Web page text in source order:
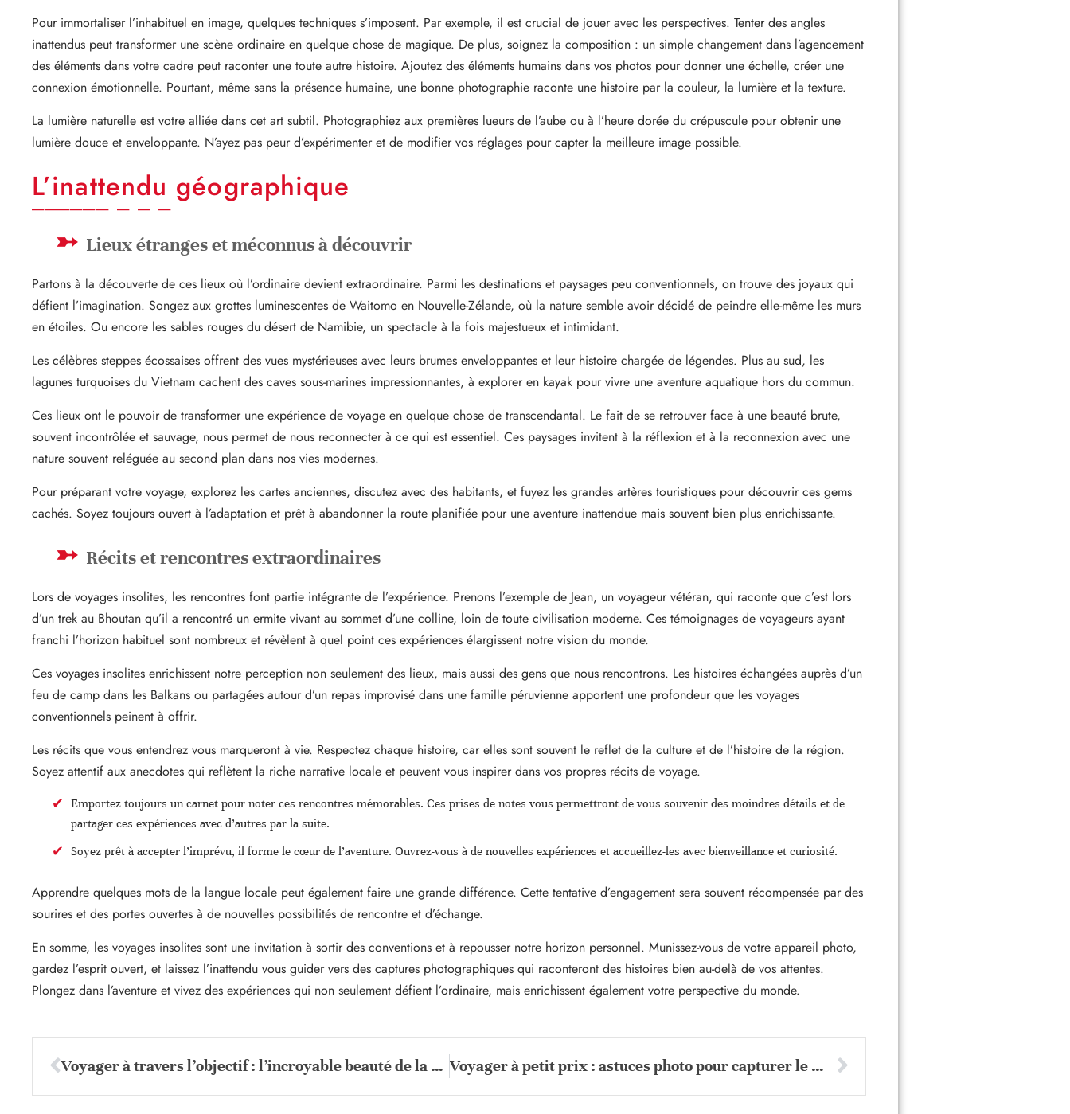
Pour immortaliser l’inhabituel en image, quelques techniques s’imposent. Par exemple, il est crucial de jouer avec les perspectives. Tenter des angles
inattendus peut transformer une scène ordinaire en quelque chose de magique. De plus, soignez la composition : un simple changement dans l’agencement
des éléments dans votre cadre peut raconter une toute autre histoire. Ajoutez des éléments humains dans vos photos pour donner une échelle, créer une
connexion émotionnelle. Pourtant, même sans la présence humaine, une bonne photographie raconte une histoire par la couleur, la lumière et la texture.
La lumière naturelle est votre alliée dans cet art subtil. Photographiez aux premières lueurs de l’aube ou à l’heure dorée du crépuscule pour obtenir une
lumière douce et enveloppante. N’ayez pas peur d’expérimenter et de modifier vos réglages pour capter la meilleure image possible.
L’inattendu géographique
Lieux étranges et méconnus à découvrir
Partons à la découverte de ces lieux où l’ordinaire devient extraordinaire. Parmi les destinations et paysages peu conventionnels, on trouve des joyaux qui
défient l’imagination. Songez aux grottes luminescentes de Waitomo en Nouvelle-Zélande, où la nature semble avoir décidé de peindre elle-même les murs
en étoiles. Ou encore les sables rouges du désert de Namibie, un spectacle à la fois majestueux et intimidant.
Les célèbres steppes écossaises offrent des vues mystérieuses avec leurs brumes enveloppantes et leur histoire chargée de légendes. Plus au sud, les
lagunes turquoises du Vietnam cachent des caves sous-marines impressionnantes, à explorer en kayak pour vivre une aventure aquatique hors du commun.
Ces lieux ont le pouvoir de transformer une expérience de voyage en quelque chose de transcendantal. Le fait de se retrouver face à une beauté brute,
souvent incontrôlée et sauvage, nous permet de nous reconnecter à ce qui est essentiel. Ces paysages invitent à la réflexion et à la reconnexion avec une
nature souvent reléguée au second plan dans nos vies modernes.
Pour préparant votre voyage, explorez les cartes anciennes, discutez avec des habitants, et fuyez les grandes artères touristiques pour découvrir ces gems
cachés. Soyez toujours ouvert à l’adaptation et prêt à abandonner la route planifiée pour une aventure inattendue mais souvent bien plus enrichissante.
Récits et rencontres extraordinaires
Lors de voyages insolites, les rencontres font partie intégrante de l’expérience. Prenons l’exemple de Jean, un voyageur vétéran, qui raconte que c’est lors
d’un trek au Bhoutan qu’il a rencontré un ermite vivant au sommet d’une colline, loin de toute civilisation moderne. Ces témoignages de voyageurs ayant
franchi l’horizon habituel sont nombreux et révèlent à quel point ces expériences élargissent notre vision du monde.
Ces voyages insolites enrichissent notre perception non seulement des lieux, mais aussi des gens que nous rencontrons. Les histoires échangées auprès d’un
feu de camp dans les Balkans ou partagées autour d’un repas improvisé dans une famille péruvienne apportent une profondeur que les voyages
conventionnels peinent à offrir.
Les récits que vous entendrez vous marqueront à vie. Respectez chaque histoire, car elles sont souvent le reflet de la culture et de l’histoire de la région.
Soyez attentif aux anecdotes qui reflètent la riche narrative locale et peuvent vous inspirer dans vos propres récits de voyage.
Emportez toujours un carnet pour noter ces rencontres mémorables. Ces prises de notes vous permettront de vous souvenir des moindres détails et de
partager ces expériences avec d’autres par la suite.
Soyez prêt à accepter l’imprévu, il forme le cœur de l’aventure. Ouvrez-vous à de nouvelles expériences et accueillez-les avec bienveillance et curiosité.
Apprendre quelques mots de la langue locale peut également faire une grande différence. Cette tentative d’engagement sera souvent récompensée par des
sourires et des portes ouvertes à de nouvelles possibilités de rencontre et d’échange.
En somme, les voyages insolites sont une invitation à sortir des conventions et à repousser notre horizon personnel. Munissez-vous de votre appareil photo,
gardez l’esprit ouvert, et laissez l’inattendu vous guider vers des captures photographiques qui raconteront des histoires bien au-delà de vos attentes.
Plongez dans l’aventure et vivez des expériences qui non seulement défient l’ordinaire, mais enrichissent également votre perspective du monde.
Voyager à travers l’objectif : l’incroyable beauté de la nature capturée Voyager à petit prix : astuces photo pour capturer le monde sans se ruiner